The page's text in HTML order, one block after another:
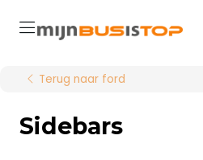
Terug naar ford
Sidebars